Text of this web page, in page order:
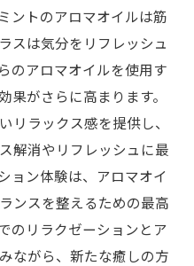
ントのアロマオイルは筋
スは気分をリフレッシュ
のアロマオイルを使用す
果がさらに高まります。
リラックス感を提供し、
解消やリフレッシュに最
ョン体験は、アロマオイ
ンスを整えるための最高
のリラクゼーションとア
ながら、新たな癒しの方